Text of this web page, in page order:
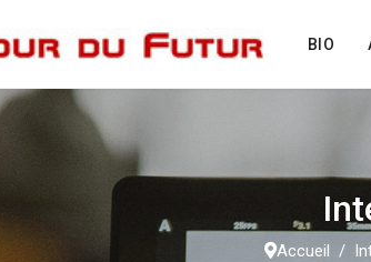
BIO
Accueil